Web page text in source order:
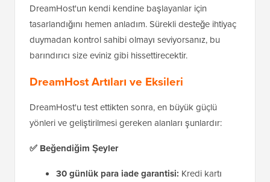
DreamHost'un kendi kendine başlayanlar için
tasarlandığını hemen anladım. Sürekli desteğe ihtiyaç
duymadan kontrol sahibi olmayı seviyorsanız, bu
barındırıcı size eviniz gibi hissettirecektir.
DreamHost Artıları ve Eksileri
DreamHost'u test ettikten sonra, en büyük güçlü
yönleri ve geliştirilmesi gereken alanları şunlardır:
✅ Beğendiğim Şeyler
30 günlük para iade garantisi: Kredi kartı